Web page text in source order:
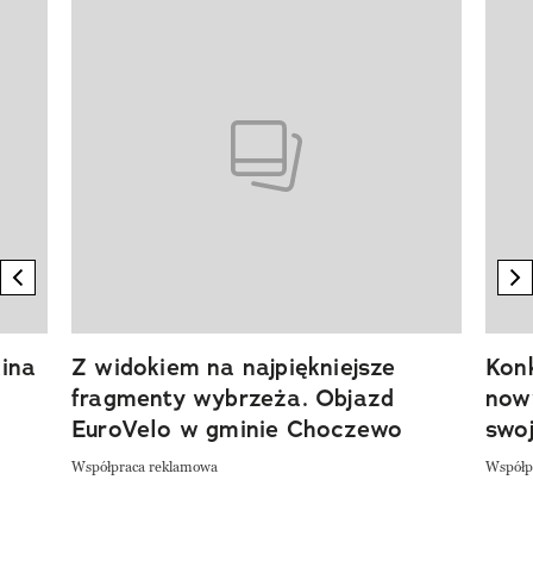
previous element
Z widokiem na najpiękniejsze
fragmenty wybrzeża. Objazd
EuroVelo w gminie Choczewo
Współpraca reklamowa